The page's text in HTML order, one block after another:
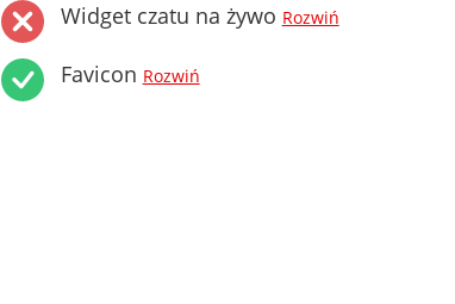
Widget czatu na żywo Rozwiń
Favicon Rozwiń